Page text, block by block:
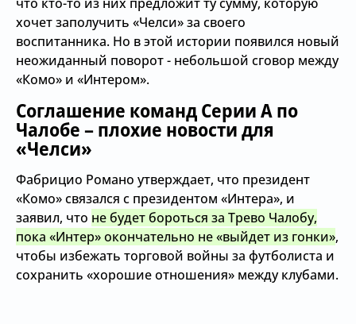
хочет заполучить «Челси» за своего
воспитанника. Но в этой истории появился новый
неожиданный поворот - небольшой сговор между
«Комо» и «Интером».
Соглашение команд Серии А по
Чалобе – плохие новости для
«Челси»
Фабрицио Романо утверждает, что президент
«Комо» связался с президентом «Интера», и
заявил, что не будет бороться за Трево Чалобу,
пока «Интер» окончательно не «выйдет из гонки»,
чтобы избежать торговой войны за футболиста и
сохранить «хорошие отношения» между клубами.